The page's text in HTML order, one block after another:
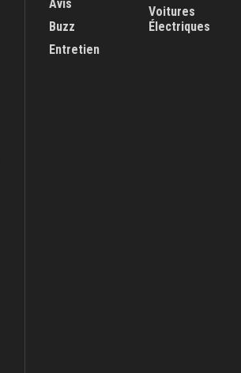
Avis
Buzz
Entretien
Voitures
Électriques